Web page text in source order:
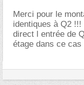
Merci pour le
identiques à Q2
direct l entrée de
étage dans ce